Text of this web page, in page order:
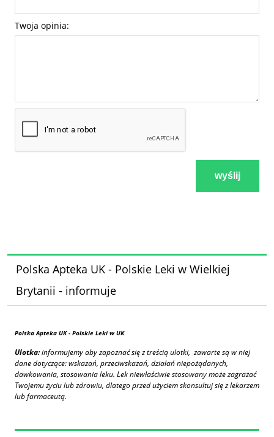
Twoja opinia:
wyślij
Polska Apteka UK - Polskie Leki w Wielkiej
Brytanii - informuje
Polska Apteka UK- Polskie Leki w UK
Ulotka:informujemy aby zapoznać się z treścią ulotki, zawarte są w niej
dane dotyczące: wskazań, przeciwskazań, działań niepożądanych,
dawkowania, stosowania leku. Lek niewłaściwie stosowany może zagrażać
Twojemu życiu lub zdrowiu, dlatego przed użyciem skonsultuj się z lekarzem
lub farmaceutą.